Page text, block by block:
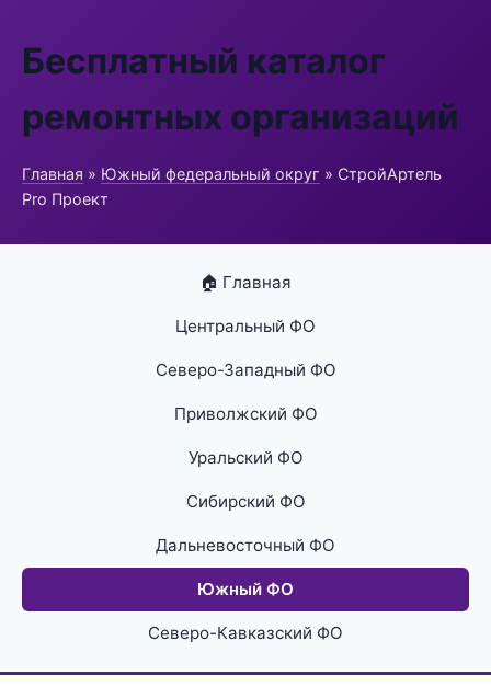
Бесплатный каталог
ремонтных организаций
Главная » Южный федеральный округ » СтройАртель
Pro Проект
🏠 Главная
Центральный ФО
Северо-Западный ФО
Приволжский ФО
Уральский ФО
Сибирский ФО
Дальневосточный ФО
Южный ФО
Северо-Кавказский ФО